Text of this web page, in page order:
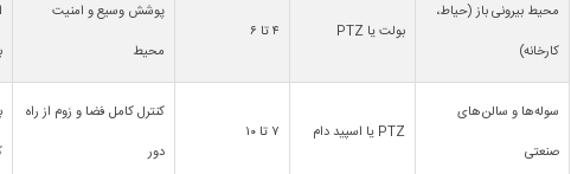
محیط بیرونی باز (حیاط،
کارخانه)
بولت یا PTZ ۴ تا ۶
پوشش وسیع و امنیت
محیط
سوله‌ها و سالن‌های
صنعتی
PTZ یا اسپید دام ۷ تا ۱۰
کنترل کامل فضا و زوم از راه
دور